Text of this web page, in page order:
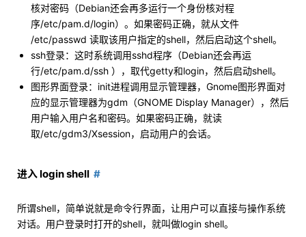
核对密码（Debian还会再多运行一个身份核对程
序/etc/pam.d/login）。如果密码正确，就从文件
/etc/passwd 读取该用户指定的shell，然后启动这个shell。
ssh登录：这时系统调用sshd程序（Debian还会再运
行/etc/pam.d/ssh ），取代getty和login，然后启动shell。
图形界面登录：init进程调用显示管理器，Gnome图形界面对
应的显示管理器为gdm（GNOME Display Manager），然后
用户输入用户名和密码。如果密码正确，就读
取/etc/gdm3/Xsession，启动用户的会话。
进入 login shell
所谓shell，简单说就是命令行界面，让用户可以直接与操作系统
对话。用户登录时打开的shell，就叫做login shell。